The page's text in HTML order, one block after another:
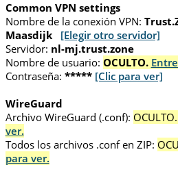
Common VPN settings
Nombre de la conexión VPN:
Maasdijk
[Elegir otro servidor]
Servidor: nl-mj.trust.zone
Nombre de usuario: OCULTO.
Contraseña: ***** [Clic para ver]
WireGuard
Archivo WireGuard (.conf): OCULTO.
ver.
Todos los archivos .conf en ZIP:
para ver.